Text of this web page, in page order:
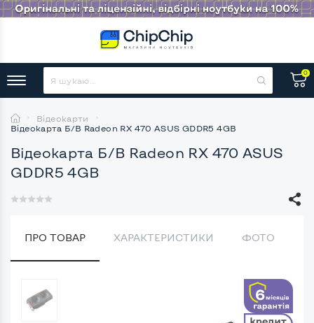
0
Відеокарти
Відеокарта Б/В Radeon RX 470 ASUS GDDR5 4GB
Відеокарта Б/В Radeon RX 470 ASUS
GDDR5 4GB
ПРО ТОВАР ХАРАКТЕРИСТИКИ ФОТО